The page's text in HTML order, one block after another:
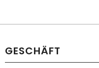
GESCHÄFT